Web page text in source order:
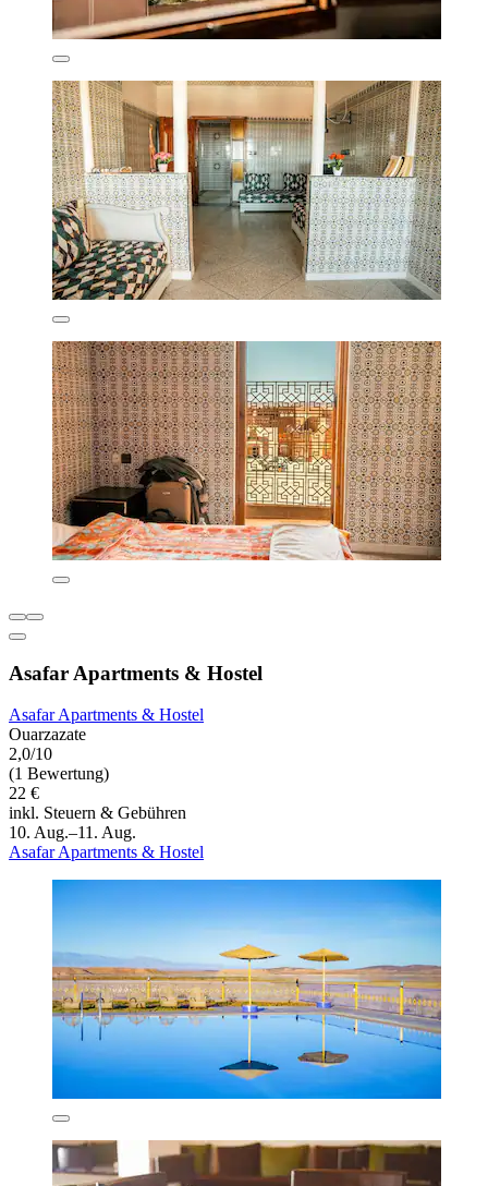
Asafar Apartments & Hostel
Asafar Apartments & Hostel
Ouarzazate
2,0/10
(1 Bewertung)
22 €
inkl. Steuern & Gebühren
10. Aug.–11. Aug.
Asafar Apartments & Hostel